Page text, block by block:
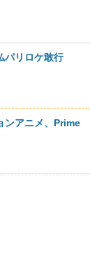
パリロケ敢行
ンアニメ、Prime